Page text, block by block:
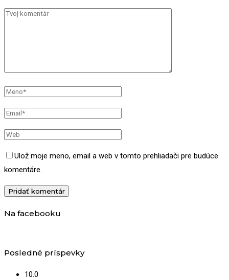
Ulož moje meno, email a web v tomto prehliadači pre budúce
komentáre.
Na facebooku
Posledné príspevky
10.0